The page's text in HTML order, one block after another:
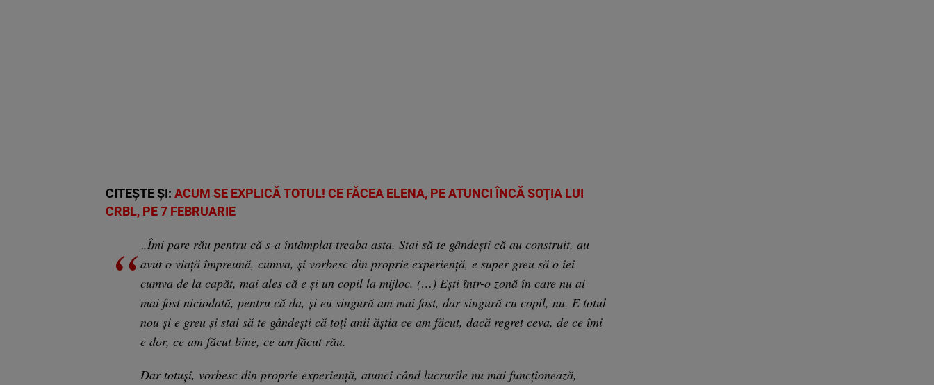
CITEȘTE ȘI: ACUM SE EXPLICĂ TOTUL! CE FĂCEA ELENA, PE ATUNCI ÎNCĂ SOŢIA LUI
CRBL, PE 7 FEBRUARIE
„Îmi pare rău pentru că s-a întâmplat treaba asta. Stai să te gândești că au construit, au
avut o viață împreună, cumva, și vorbesc din proprie experiență, e super greu să o iei
cumva de la capăt, mai ales că e și un copil la mijloc. (…) Ești într-o zonă în care nu ai
mai fost niciodată, pentru că da, și eu singură am mai fost, dar singură cu copil, nu. E totul
nou și e greu și stai să te gândești că toți anii ăștia ce am făcut, dacă regret ceva, de ce îmi
e dor, ce am făcut bine, ce am făcut rău.
Dar totuși, vorbesc din proprie experiență, atunci când lucrurile nu mai funcționează,